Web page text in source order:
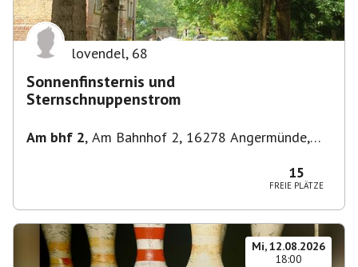
lovendel, 68
Sonnenfinsternis und
Sternschnuppenstrom
Am bhf 2, Am Bahnhof 2, 16278 Angermünde,
15
FREIE PLÄTZE
Mi, 12.08.2026
18:00